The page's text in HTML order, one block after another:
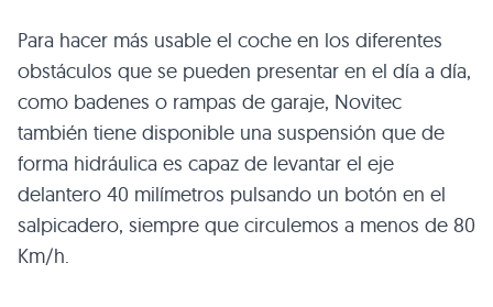
Para hacer más usable el coche en los diferentes
obstáculos que se pueden presentar en el día a día,
como badenes o rampas de garaje, Novitec
también tiene disponible una suspensión que de
forma hidráulica es capaz de levantar el eje
delantero 40 milímetros pulsando un botón en el
salpicadero, siempre que circulemos a menos de 80
Km/h.